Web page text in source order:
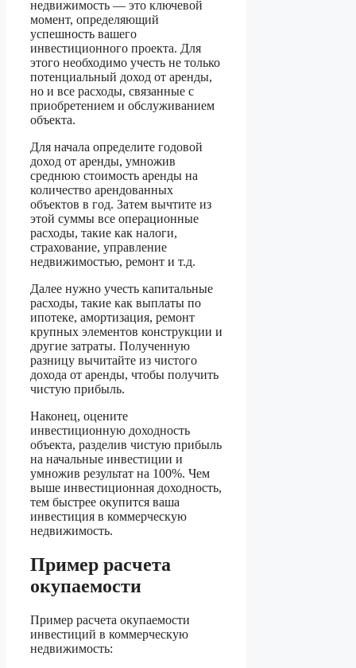
недвижимость — это ключевой
момент, определяющий
успешность вашего
инвестиционного проекта. Для
этого необходимо учесть не только
потенциальный доход от аренды,
но и все расходы, связанные с
приобретением и обслуживанием
объекта.
Для начала определите годовой
доход от аренды, умножив
среднюю стоимость аренды на
количество арендованных
объектов в год. Затем вычтите из
этой суммы все операционные
расходы, такие как налоги,
страхование, управление
недвижимостью, ремонт и т.д.
Далее нужно учесть капитальные
расходы, такие как выплаты по
ипотеке, амортизация, ремонт
крупных элементов конструкции и
другие затраты. Полученную
разницу вычитайте из чистого
дохода от аренды, чтобы получить
чистую прибыль.
Наконец, оцените
инвестиционную доходность
объекта, разделив чистую прибыль
на начальные инвестиции и
умножив результат на 100%. Чем
выше инвестиционная доходность,
тем быстрее окупится ваша
инвестиция в коммерческую
недвижимость.
Пример расчета
окупаемости
Пример расчета окупаемости
инвестиций в коммерческую
недвижимость: